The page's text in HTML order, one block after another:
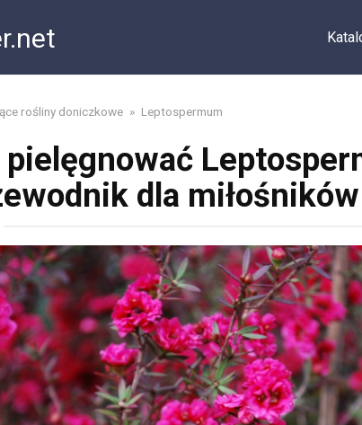
rośliny doniczkowe » Leptospermum
dla